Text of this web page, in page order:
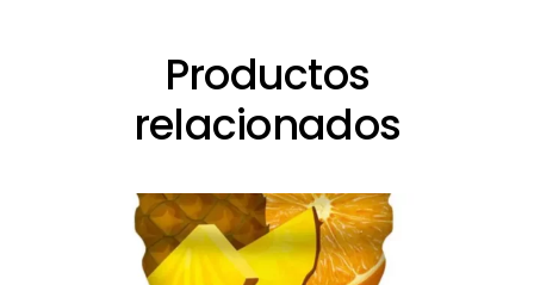
Productos
relacionados